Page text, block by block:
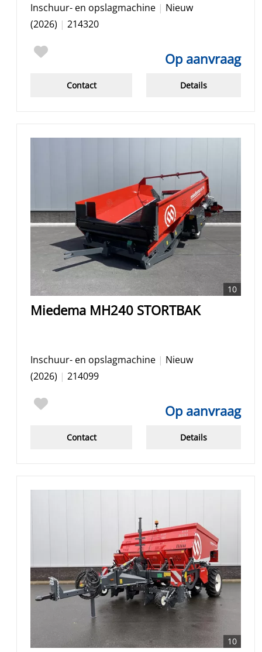
Inschuur- en opslagmachine | Nieuw
(2026) | 214320
Op aanvraag
Details
Contact
10
Miedema MH240 STORTBAK
Inschuur- en opslagmachine | Nieuw
(2026) | 214099
Op aanvraag
Details
Contact
10